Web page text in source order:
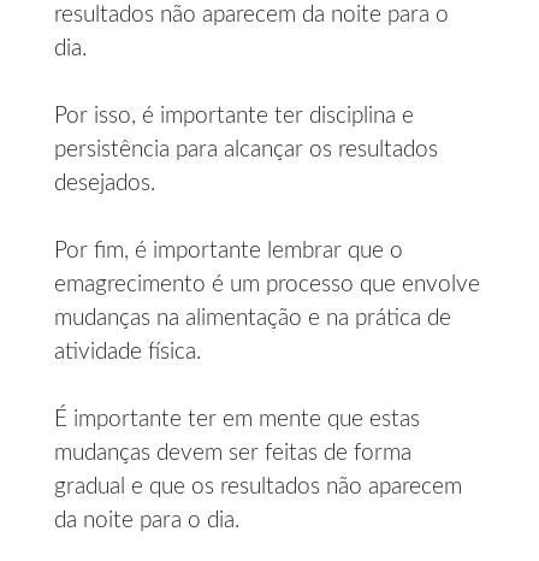
resultados não aparecem da noite para o
dia.
Por isso, é importante ter disciplina e
persistência para alcançar os resultados
desejados.
Por fim, é importante lembrar que o
emagrecimento é um processo que envolve
mudanças na alimentação e na prática de
atividade física.
É importante ter em mente que estas
mudanças devem ser feitas de forma
gradual e que os resultados não aparecem
da noite para o dia.